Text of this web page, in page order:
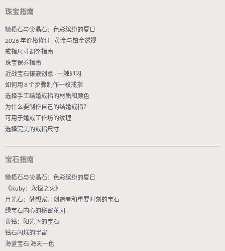
珠宝指南
橄榄石与尖晶石：色彩缤纷的夏日
2026 年价格修订 - 黄金与铂金透视
戒指尺寸调整指南
珠宝保养指南
近战宝石镶嵌创意 - 一触即闪
如何用 8 个步骤制作一枚戒指
选择手工结婚戒指的材质和颜色
为什么要制作自己的结婚戒指？
可用于婚戒工作坊的纹理
选择完美的戒指尺寸
宝石指南
橄榄石与尖晶石：色彩缤纷的夏日
《Ruby：永恒之火》
月光石：梦想家、创造者和重要时刻的宝石
绿宝石内心的秘密花园
黄钻：阳光下的宝石
钻石闪烁的宇宙
海蓝宝石 海天一色